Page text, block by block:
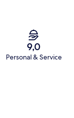
9,0
Personal & Service